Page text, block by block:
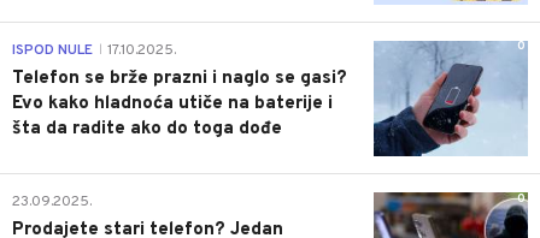
0
ISPOD NULE 17.10.2025.
Telefon se brže prazni i naglo se gasi?
Evo kako hladnoća utiče na baterije i
šta da radite ako do toga dođe
0
23.09.2025.
Prodajete stari telefon? Jedan